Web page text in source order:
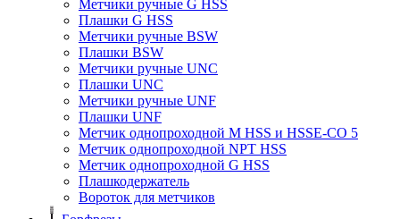
Метчики ручные G HSS
Плашки G HSS
Метчики ручные BSW
Плашки BSW
Метчики ручные UNC
Плашки UNC
Метчики ручные UNF
Плашки UNF
Метчик однопроходной M HSS и HSSE-CO 5
Метчик однопроходной NPT HSS
Метчик однопроходной G HSS
Плашкодержатель
Вороток для метчиков